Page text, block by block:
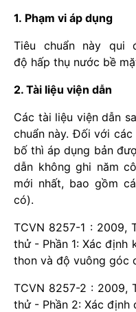
1. Phạm vi áp dụng
Tiêu chuẩn này qui
độ hấp thụ nước bề
2. Tài liệu viện dẫn
Các tài liệu viện dẫn
chuẩn này. Đối với
bố thì áp dụng bản
dẫn không ghi năm
mới nhất, bao gồm
có).
TCVN 8257-1 : 2009,
thử - Phần 1: Xác định
thon và độ vuông góc
TCVN 8257-2 : 2009,
thử - Phần 2: Xác định